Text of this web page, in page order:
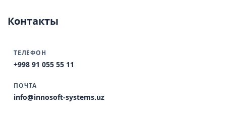
Контакты
ТЕЛЕФОН
+998 91 055 55 11
ПОЧТА
info@innosoft-systems.uz